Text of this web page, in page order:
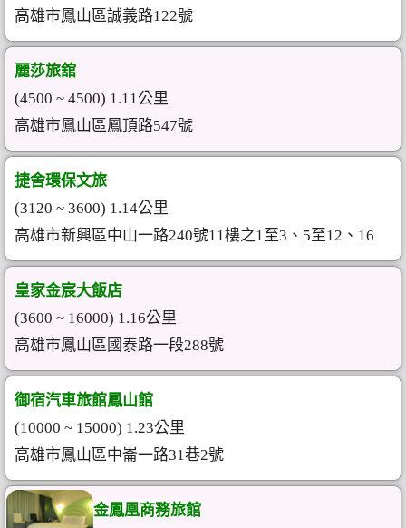
高雄市鳳山區誠義路122號
麗莎旅舘
(4500 ~ 4500) 1.11公里
高雄市鳳山區鳳頂路547號
捷舍環保文旅
(3120 ~ 3600) 1.14公里
高雄市新興區中山一路240號11樓之1至3、5至12、16
皇家金宸大飯店
(3600 ~ 16000) 1.16公里
高雄市鳳山區國泰路一段288號
御宿汽車旅館鳳山館
(10000 ~ 15000) 1.23公里
高雄市鳳山區中崙一路31巷2號
金鳳凰商務旅館